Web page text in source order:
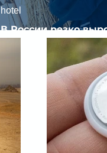
В России резко
спрос на отели без
hotel